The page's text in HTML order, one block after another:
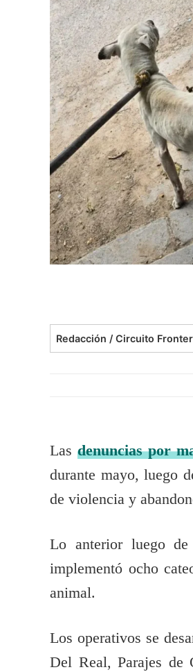
Redacción / Circuito
Lasdenuncias por
durante mayo, luego
de violencia y
Lo anterior luego
implementó ocho
animal.
Los operativos se
Del Real, Parajes de